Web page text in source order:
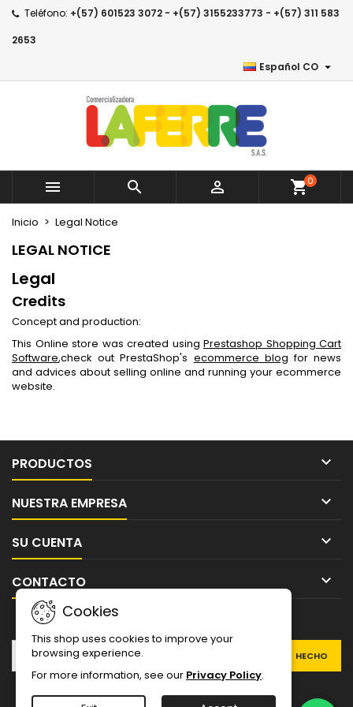
Teléfono: +(57) 601523 3072 - +(57) 3155233773 - +(57) 311 583
2653
Español CO 
   shopping_cart0
Inicio Legal Notice
LEGAL NOTICE
Legal
Credits
Concept and production:
This Online store was created using Prestashop Shopping Cart
Software,check out PrestaShop's ecommerce blog for news
and advices about selling online and running your ecommerce
website.
PRODUCTOS 
NUESTRA EMPRESA 
SU CUENTA 
CONTACTO 
×
×
((cancelText)) ((modalDeleteText))
×
Nombre de la lista de deseos
Crear lista de deseos
×
Debe iniciar sesión para guardar productos en su
lista de deseos.
Cancelar
Cookies
This shop uses cookies to improve your
browsing experience.
For more information, see our Privacy Policy.